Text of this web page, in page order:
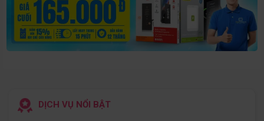
DỊCH VỤ NỔI BẬT